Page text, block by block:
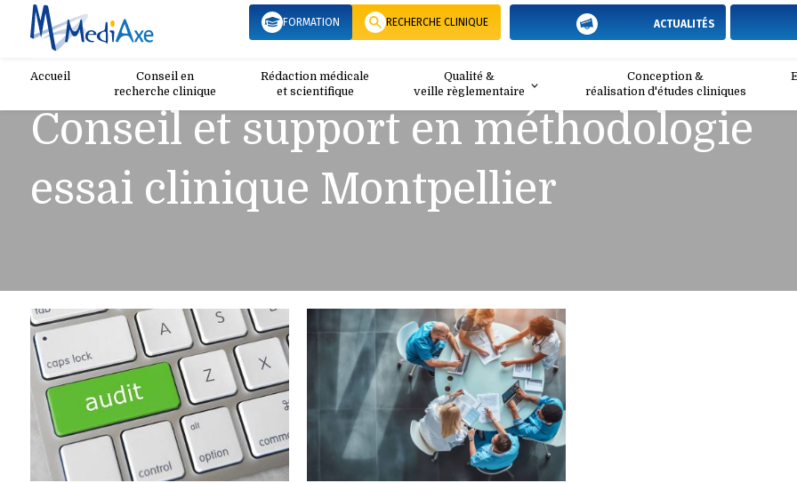
FORMATION RECHERCHE CLINIQUE ACTUALITÉS
Accueil
Conseil en
recherche clinique
Rédaction médicale
et scientifique
Qualité &
veille règlementaire
Conception &
réalisation d'études cliniques
Conseil et support en méthodologie
essai clinique Montpellier